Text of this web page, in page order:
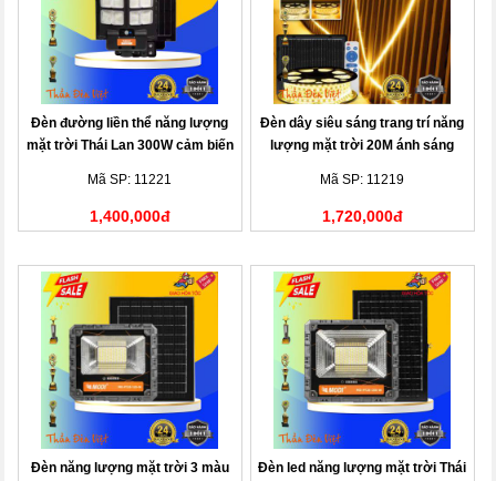
Đèn đường liền thể năng lượng
mặt trời Thái Lan 300W cảm biến
Mã SP: 11221
1,400,000đ
Đèn dây siêu sáng trang trí năng
lượng mặt trời 20M ánh sáng
Mã SP: 11219
1,720,000đ
Đèn năng lượng mặt trời 3 màu
Đèn led năng lượng mặt trời Thái